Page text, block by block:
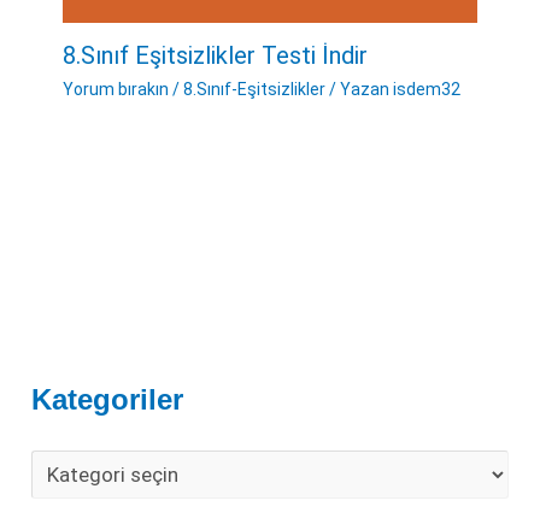
8.Sınıf Eşitsizlikler Testi İndir
Yorum bırakın /8.Sınıf-Eşitsizlikler/ Yazan isdem32
Kategoriler